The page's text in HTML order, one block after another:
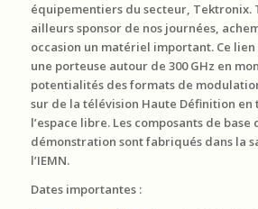
équipementiers du secteur, Tektronix.
ailleurs sponsor de nos journées,
occasion un matériel important. Ce lien
une porteuse autour de 300 GHz en
potentialités des formats de
sur de la télévision Haute Définition en
l’espace libre. Les composants de base
démonstration sont fabriqués dans la
l’IEMN.
Dates importantes :